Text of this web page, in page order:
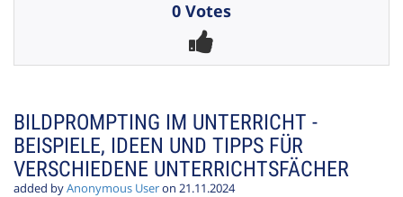
0 Votes
BILDPROMPTING IM UNTERRICHT -
BEISPIELE, IDEEN UND TIPPS FÜR
VERSCHIEDENE UNTERRICHTSFÄCHER
added byAnonymous Useron 21.11.2024